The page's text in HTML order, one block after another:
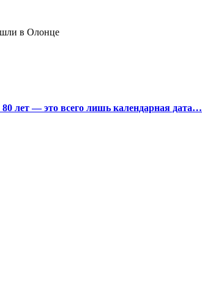
в Олонце
лет — это всего лишь календарная дата…